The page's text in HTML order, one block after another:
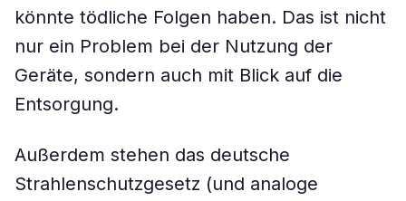
könnte tödliche Folgen haben. Das ist nicht
nur ein Problem bei der Nutzung der
Geräte, sondern auch mit Blick auf die
Entsorgung.
Außerdem stehen das deutsche
Strahlenschutzgesetz (und analoge